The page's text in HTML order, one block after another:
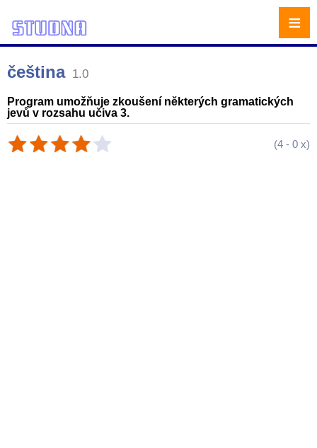
čeština 1.0
Program umožňuje zkoušení některých gramatických
jevů v rozsahu učiva 3.
(4 - 0 x)
≡